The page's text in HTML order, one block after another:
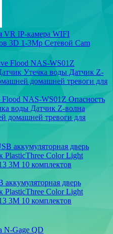
VR IP-камера WIFI
3D 1-3Mp Сетевой Cam
NAS-WS01Z Опасность
воды Датчик Z-волна
домашней тревоги для
аккумуляторная дверь
PlasticThree Color Light
3M 10 комплектов